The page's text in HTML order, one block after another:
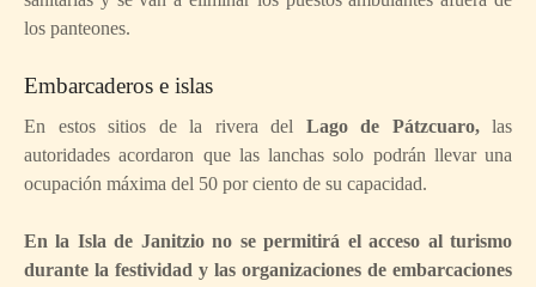
los panteones.
Embarcaderos e islas
En estos sitios de la rivera del Lago de Pátzcuaro,las
autoridades acordaron que las lanchas solo podrán llevar una
ocupación máxima del 50 por ciento de su capacidad.
En la Isla de Janitzio no se permitirá el acceso al turismo
durante la festividad y las organizaciones de embarcaciones